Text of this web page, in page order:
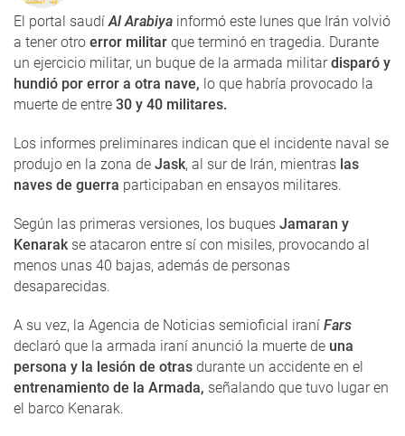
El portal saudíAl Arabiya informó este lunes que Irán volvió
a tener otro error militar que terminó en tragedia. Durante
un ejercicio militar, un buque de la armada militardisparó y
hundió por error a otra nave, lo que habría provocado la
muerte de entre 30 y 40 militares.
Los informes preliminares indican que el incidente naval se
produjo en la zona de Jask, al sur de Irán, mientras las
naves de guerra participaban en ensayos militares.
Según las primeras versiones, los buques Jamaran y
Kenarakse atacaron entre sí con misiles, provocando al
menos unas 40 bajas, además de personas
desaparecidas.
A su vez, la Agencia de Noticias semioficial iraní Fars
declaró que la armada iraní anunció la muerte de una
persona y la lesión de otras durante un accidente en el
entrenamiento de la Armada, señalando que tuvo lugar en
el barco Kenarak.